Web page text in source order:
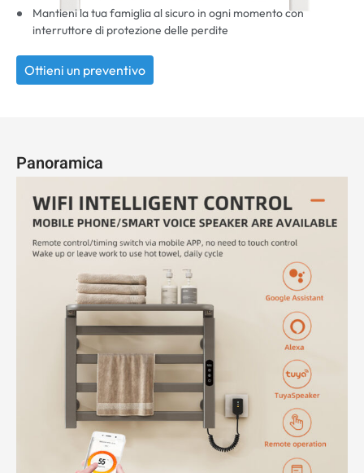
Mantieni la tua famiglia al sicuro in ogni momento con
interruttore di protezione delle perdite
Ottieni un preventivo
Panoramica